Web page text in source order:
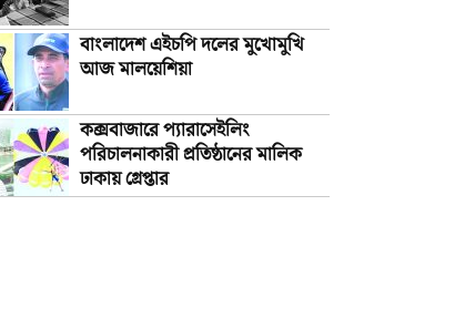
বাংলাদেশ এইচপি দলের মুখোমুখি
আজ মালয়েশিয়া
কক্সবাজারে প্যারাসেইলিং
পরিচালনাকারী প্রতিষ্ঠানের মালিক
ঢাকায় গ্রেপ্তার